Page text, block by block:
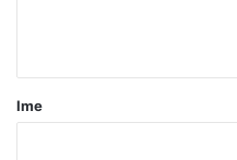
r
Ime